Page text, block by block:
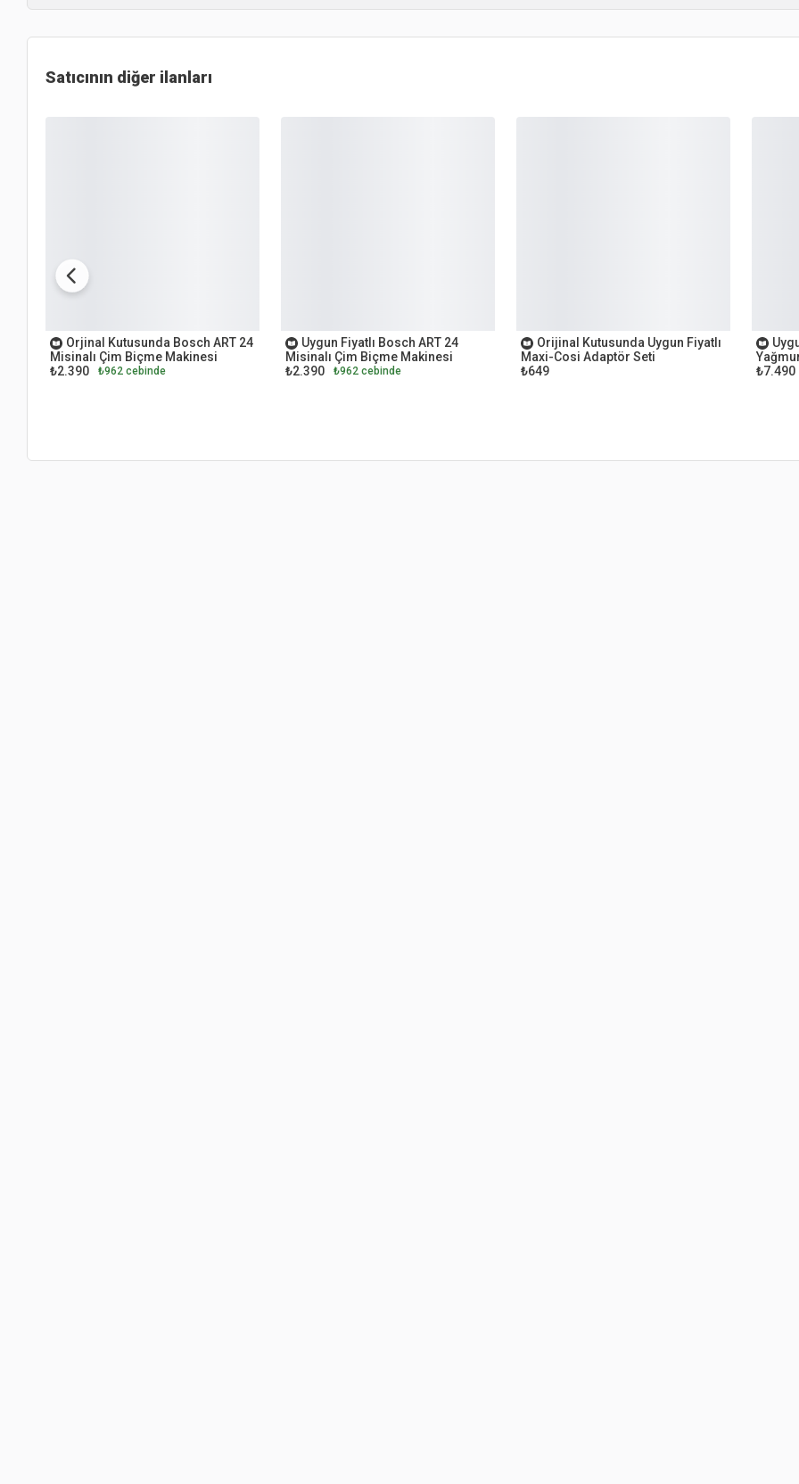
Satıcının diğer ilanları
Orjinal Kutusunda Bosch ART 24
Misinalı Çim Biçme Makinesi
₺2.390
₺962 cebinde
Uygun Fiyatlı Bosch ART 24
Misinalı Çim Biçme Makinesi
₺2.390
₺962 cebinde
Orijinal Kutusunda Uygun Fiyatlı
Maxi-Cosi Adaptör Seti
₺649
₺7.490